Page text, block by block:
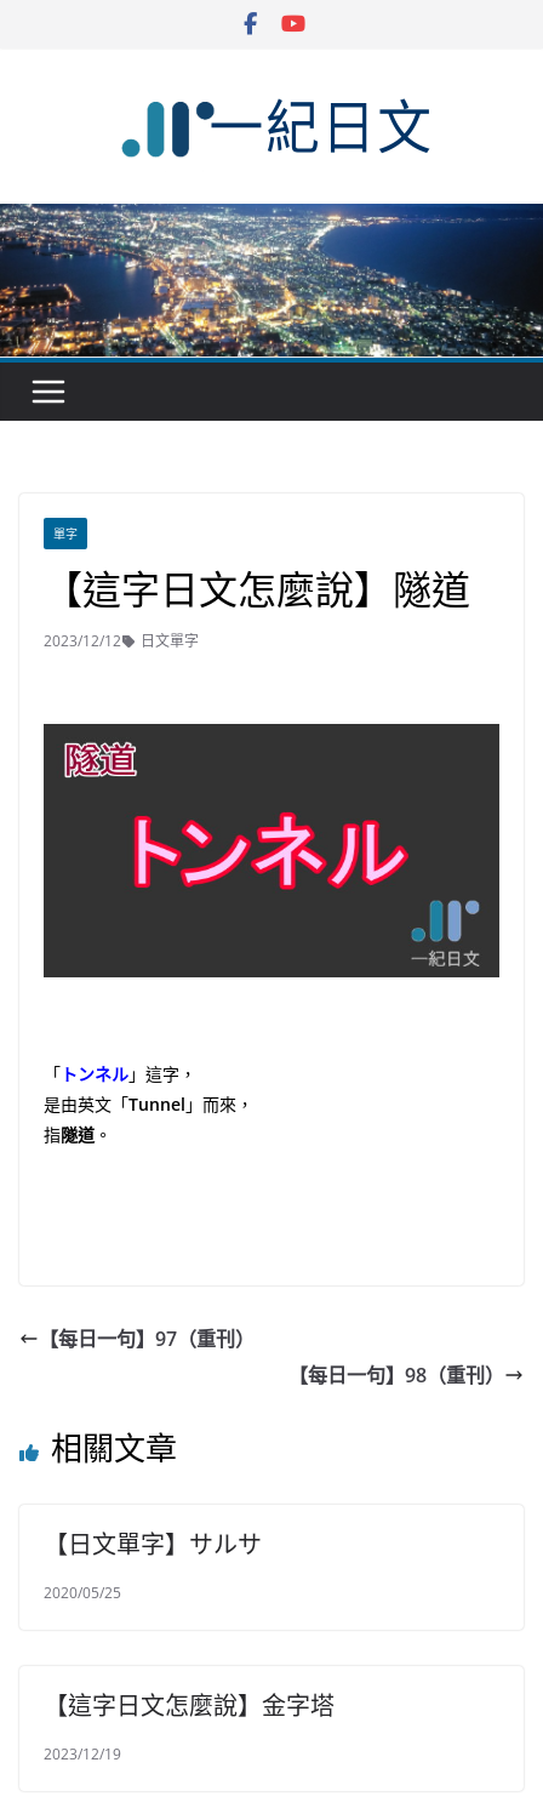
單字
【這字日文怎麼說】隧道
2023/12/12 日文單字
「 トンネル」這字，
是由英文「Tunnel 」而來，
指隧道 。
【每日一句】97（重刊）
【每日一句】98（重刊）
相關文章
【日文單字】サルサ
2020/05/25
【這字日文怎麼說】金字塔
2023/12/19